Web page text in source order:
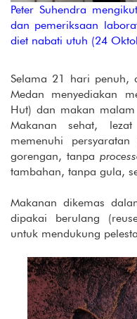
Peter Suhendra
dan pemeriksaan
diet nabati utuh (24
Selama 21 hari penuh,
Medan menyediakan
Hut) dan makan malam
Makanan sehat,
memenuhi
gorengan, tanpa
tambahan, tanpa gula,
Makanan dikemas
dipakai berulang
untuk mendukung